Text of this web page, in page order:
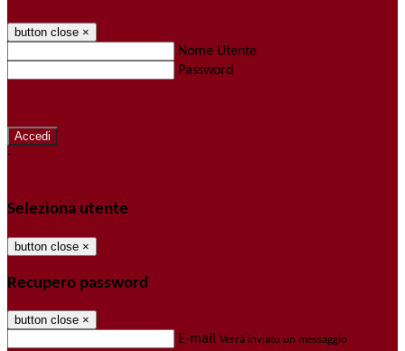
button close ×
Nome Utente
Password
-
Seleziona utente
button close ×
Recupero password
button close ×
E-mail Verrà inviato un messaggio